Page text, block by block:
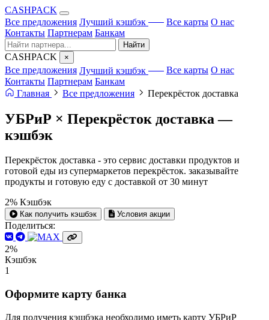
CASHPACK
Все предложения Лучший кэшбэк Все карты О нас
Контакты Партнерам Банкам
Найти
CASHPACK ×
Все предложения Лучший кэшбэк Все карты О нас
Контакты Партнерам Банкам
Главная
Все предложения Перекрёсток доставка
УБРиР × Перекрёсток доставка —
кэшбэк
Перекрёсток доставка - это сервис доставки продуктов и
готовой еды из супермаркетов перекрёсток. заказывайте
продукты и готовую еду с доставкой от 30 минут
2% Кэшбэк
Как получить кэшбэк Условия акции
Поделиться:
2%
Кэшбэк
1
Оформите карту банка
Для получения кэшбэка необходимо иметь карту УБРиР